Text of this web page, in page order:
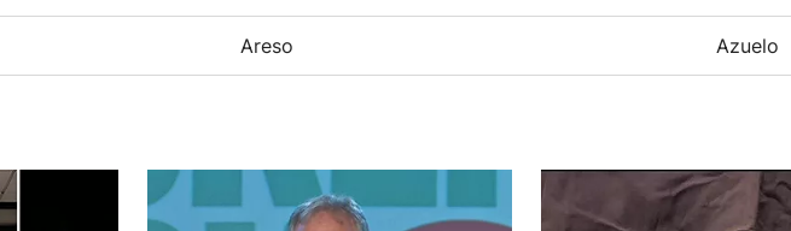
Areso Azuelo